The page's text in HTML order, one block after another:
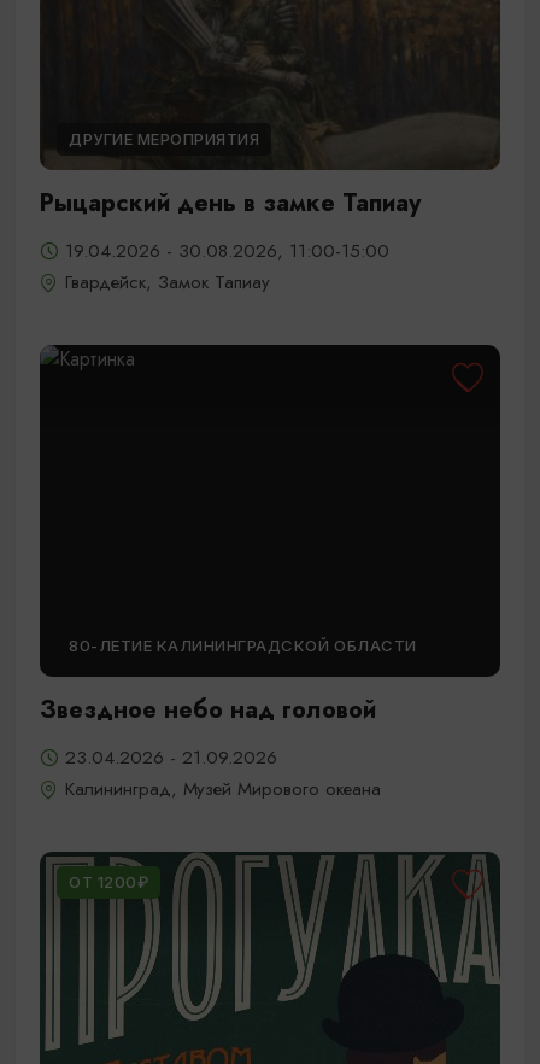
ДРУГИЕ МЕРОПРИЯТИЯ
Рыцарский день в замке Тапиау
19.04.2026 - 30.08.2026, 11:00-15:00
Гвардейск, Замок Тапиау
80-ЛЕТИЕ КАЛИНИНГРАДСКОЙ ОБЛАСТИ
Звездное небо над головой
23.04.2026 - 21.09.2026
Калининград, Музей Мирового океана
ОТ 1200₽